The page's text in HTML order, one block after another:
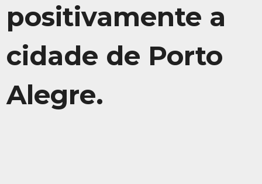
positivamente a
cidade de Porto
Alegre.